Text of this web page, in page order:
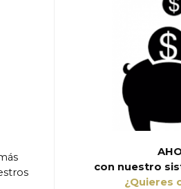
con nuestro
¿Quieres